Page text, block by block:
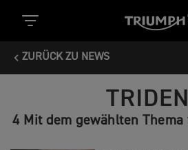
ZURÜCK ZU NEWS
4 Mit dem gewählten